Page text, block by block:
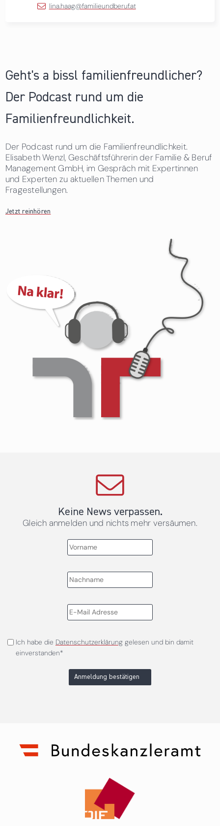
lina.haag@familieundberuf.at
Geht's a bissl familienfreundlicher?
Der Podcast rund um die
Familienfreundlichkeit.
Der Podcast rund um die Familienfreundlichkeit.
Elisabeth Wenzl, Geschäftsführerin der Familie & Beruf
Management GmbH, im Gespräch mit Expertinnen
und Experten zu aktuellen Themen und
Fragestellungen.
Jetzt reinhören
Keine News verpassen.
Gleich anmelden und nichts mehr versäumen.
Ich habe die Datenschutzerklärunggelesen und bin damit
einverstanden*
Anmeldung bestätigen